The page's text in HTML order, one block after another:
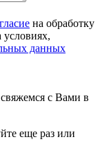
на обработку
данных
с Вами в
еще раз или